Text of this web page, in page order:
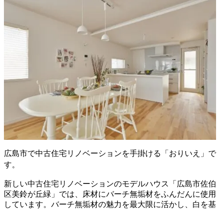
広島市で中古住宅リノベーションを手掛ける「おりいえ」で
す。
新しい中古住宅リノベーションのモデルハウス「広島市佐伯
区美鈴が丘緑」では、床材にバーチ無垢材をふんだんに使用
しています。バーチ無垢材の魅力を最大限に活かし、白を基